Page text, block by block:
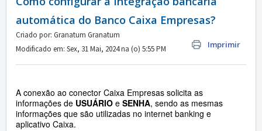
automática do Banco Caixa Empresas?
Imprimir
Criado por: Granatum Granatum
Modificado em: Sex, 31 Mai, 2024 na (o) 5:55 PM
A conexão ao conector Caixa Empresas solicita as
informações de USUÁRIO e SENHA, sendo as mesmas
informações que são utilizadas no internet banking e
aplicativo Caixa.